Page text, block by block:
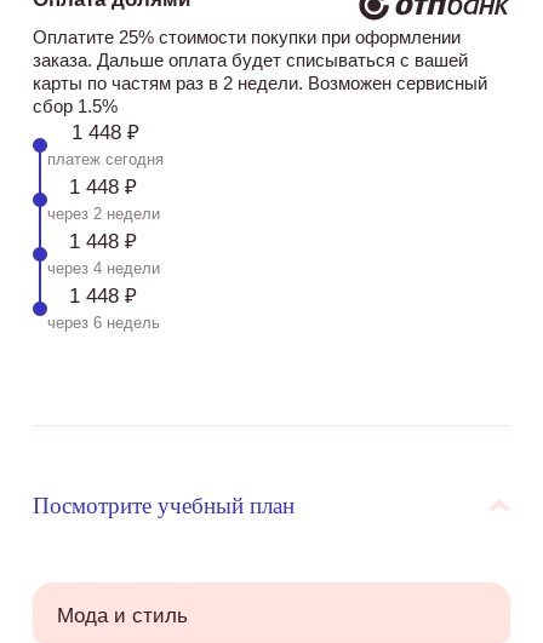
Оплатите 25% стоимости покупки при оформлении
заказа. Дальше оплата будет списываться с вашей
карты по частям раз в 2 недели. Возможен сервисный
сбор 1.5%
1 448 ₽
платеж сегодня
1 448 ₽
через 2 недели
1 448 ₽
через 4 недели
1 448 ₽
через 6 недель
Посмотрите учебный план
Мода и стиль